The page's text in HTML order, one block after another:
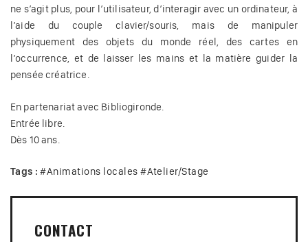
ne s’agit plus, pour l’utilisateur, d’interagir avec un ordinateur, à
l’aide du couple clavier/souris, mais de manipuler
physiquement des objets du monde réel, des cartes en
l’occurrence, et de laisser les mains et la matière guider la
pensée créatrice.
En partenariat avec Bibliogironde.
Entrée libre.
Dès 10 ans.
Tags : #Animations locales #Atelier/Stage
CONTACT